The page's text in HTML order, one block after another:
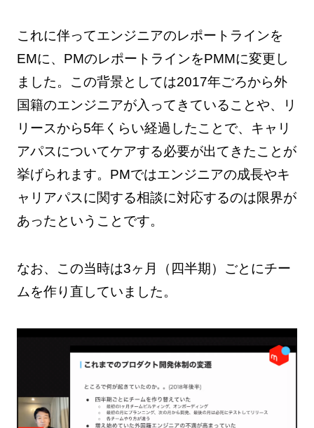
これに伴ってエンジニアのレポートラインを
EMに、PMのレポートラインをPMMに変更し
ました。この背景としては2017年ごろから外
国籍のエンジニアが入ってきていることや、リ
リースから5年くらい経過したことで、キャリ
アパスについてケアする必要が出てきたことが
挙げられます。PMではエンジニアの成長やキ
ャリアパスに関する相談に対応するのは限界が
あったということです。
なお、この当時は3ヶ月（四半期）ごとにチー
ムを作り直していました。